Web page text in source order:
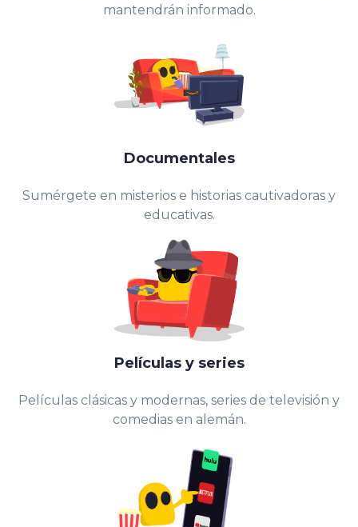
mantendrán informado.
Documentales
Sumérgete en misterios e historias cautivadoras y
educativas.
Películas y series
Películas clásicas y modernas, series de televisión y
comedias en alemán.